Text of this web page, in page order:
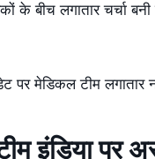
लगातार चर्चा बनी
पर मेडिकल टीम
इंडिया पर